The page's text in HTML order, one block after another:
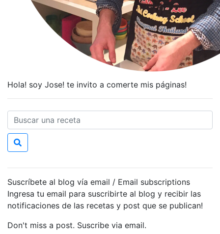
Hola! soy Jose! te invito a comerte mis páginas!
Suscríbete al blog vía email / Email subscriptions
Ingresa tu email para suscribirte al blog y recibir las
notificaciones de las recetas y post que se publican!
Don't miss a post. Suscribe via email.